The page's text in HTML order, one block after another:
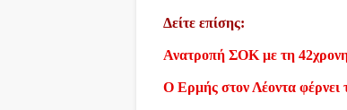
Δείτε επίσης:
Ανατροπή ΣΟΚ με τη 42χρονη
Ο Ερμής στον Λέοντα φέρνει